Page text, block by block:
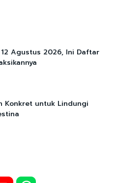
Agustus 2026, Ini Daftar
Konkret untuk Lindungi